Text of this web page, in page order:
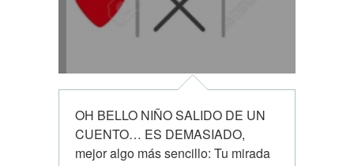
OH BELLO NIÑO SALIDO DE UN
CUENTO… ES DEMASIADO,
mejor algo más sencillo: Tu mirada